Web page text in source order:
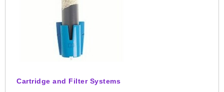
Cartridge and Filter Systems